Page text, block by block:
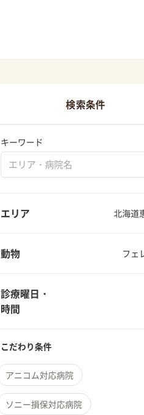
検索条件
キーワード
エリア 北海道
動物 フェ
診療曜日・
時間
こだわり条件
アニコム対応病院
ソニー損保対応病院